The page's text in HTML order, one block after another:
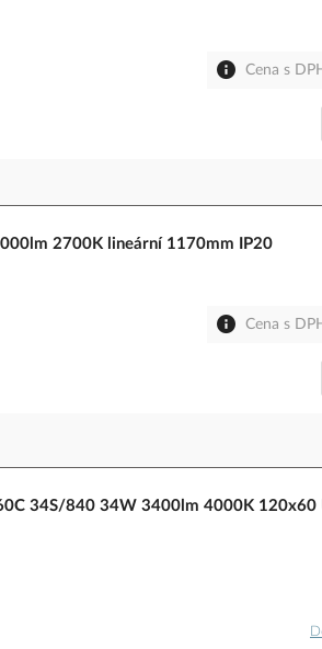
Cena s
2700K lineární 1170mm IP20
Cena s
34S/840 34W 3400lm 4000K 120x60